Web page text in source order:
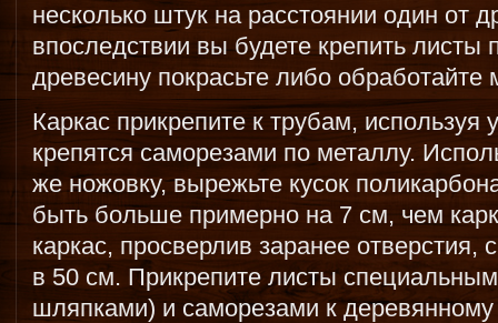
несколько штук на расстоянии один от
впоследствии вы будете крепить листы
древесину покрасьте либо обработайте
Каркас прикрепите к трубам, используя
крепятся саморезами по металлу.
же ножовку, вырежьте кусок
быть больше примерно на 7 см, чем
каркас, просверлив заранее отверстия,
в 50 см. Прикрепите листы
шляпками) и саморезами к